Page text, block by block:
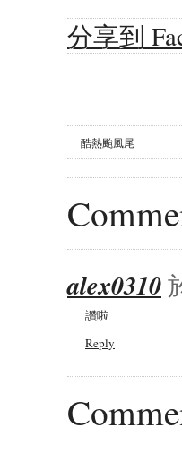
分享到
酷熱颱風尾
alex0310
讚啦
Reply